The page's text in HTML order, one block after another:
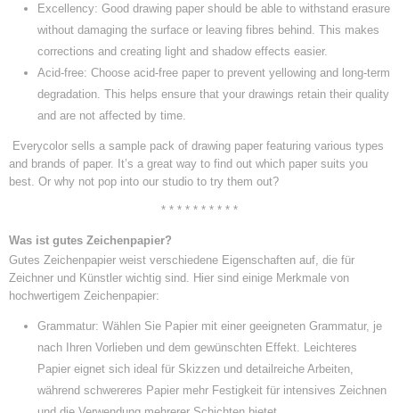
Excellency: Good drawing paper should be able to withstand erasure
without damaging the surface or leaving fibres behind. This makes
corrections and creating light and shadow effects easier.
Acid-free: Choose acid-free paper to prevent yellowing and long-term
degradation. This helps ensure that your drawings retain their quality
and are not affected by time.
Everycolor sells a sample pack of drawing paper featuring various types
and brands of paper. It’s a great way to find out which paper suits you
best. Or why not pop into our studio to try them out?
* * * * * * * * * *
Was ist gutes Zeichenpapier?
Gutes Zeichenpapier weist verschiedene Eigenschaften auf, die für
Zeichner und Künstler wichtig sind. Hier sind einige Merkmale von
hochwertigem Zeichenpapier:
Grammatur: Wählen Sie Papier mit einer geeigneten Grammatur, je
nach Ihren Vorlieben und dem gewünschten Effekt. Leichteres
Papier eignet sich ideal für Skizzen und detailreiche Arbeiten,
während schwereres Papier mehr Festigkeit für intensives Zeichnen